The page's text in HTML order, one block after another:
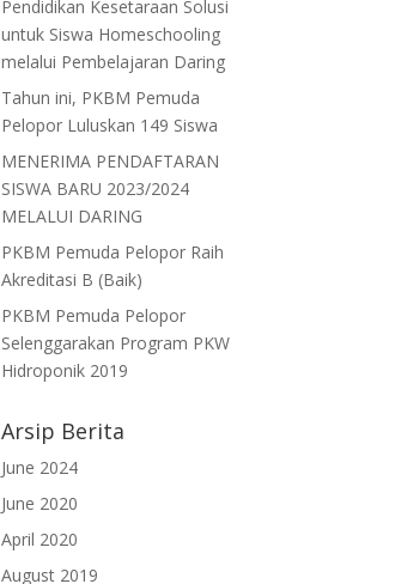
Pendidikan Kesetaraan Solusi
untuk Siswa Homeschooling
melalui Pembelajaran Daring
Tahun ini, PKBM Pemuda
Pelopor Luluskan 149 Siswa
MENERIMA PENDAFTARAN
SISWA BARU 2023/2024
MELALUI DARING
PKBM Pemuda Pelopor Raih
Akreditasi B (Baik)
PKBM Pemuda Pelopor
Selenggarakan Program PKW
Hidroponik 2019
Arsip Berita
June 2024
June 2020
April 2020
August 2019